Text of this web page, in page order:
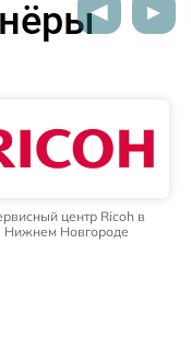
центр Ricoh в
Нижнем Новгороде